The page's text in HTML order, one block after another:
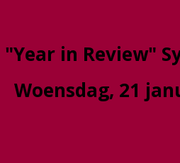
"Year in Review"
Woensdag, 21